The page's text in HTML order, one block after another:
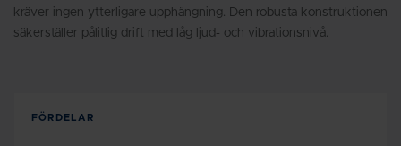
kräver ingen ytterligare upphängning. Den robusta konstruktionen
säkerställer pålitlig drift med låg ljud- och vibrationsnivå.
FÖRDELAR